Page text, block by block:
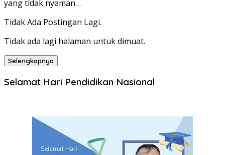
yang tidak nyaman…
Tidak Ada Postingan Lagi.
Tidak ada lagi halaman untuk dimuat.
Selengkapnya
Selamat Hari Pendidikan Nasional